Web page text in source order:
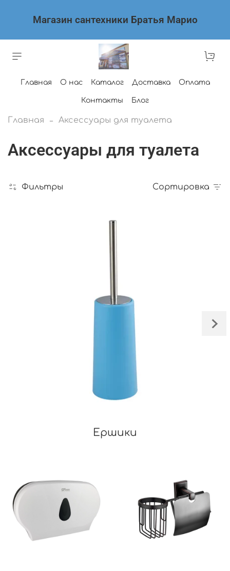
Магазин сантехники Братья Марио
Главная О нас Каталог Доставка Оплата
Контакты Блог
Главная Аксессуары для туалета
Аксессуары для туалета
Фильтры Сортировка
Ершики